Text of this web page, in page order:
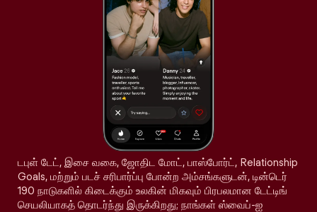
டபுள் டேட், இசை வகை, ஜோதிட மோட், பாஸ்போர்ட், Relationship
Goals, மற்றும் படச் சரிபார்ப்பு போன்ற அம்சங்களுடன், டின்டெர்
190 நாடுகளில் கிடைக்கும் உலகின் மிகவும் பிரபலமான டேட்டிங்
செயலியாகத் தொடர்ந்து இருக்கிறது; நாங்கள் ஸ்வைப்-ஐ